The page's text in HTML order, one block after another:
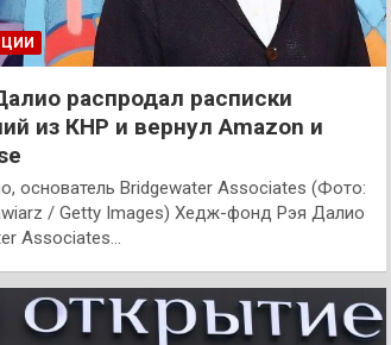
распродал расписки
из КНР и вернул Amazon и
основатель Bridgewater Associates (Фото:
/ Getty Images) Хедж-фонд Рэя Далио
Associates…